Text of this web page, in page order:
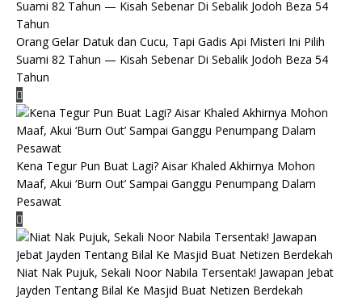
Orang Gelar Datuk dan Cucu, Tapi Gadis Api Misteri Ini Pilih
Suami 82 Tahun — Kisah Sebenar Di Sebalik Jodoh Beza 54
Tahun
Kena Tegur Pun Buat Lagi? Aisar Khaled Akhirnya Mohon
Maaf, Akui ‘Burn Out’ Sampai Ganggu Penumpang Dalam
Pesawat
Niat Nak Pujuk, Sekali Noor Nabila Tersentak! Jawapan Jebat
Jayden Tentang Bilal Ke Masjid Buat Netizen Berdekah